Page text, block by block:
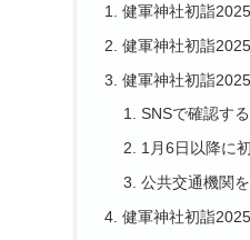
健軍神社初詣
健軍神社初詣
健軍神社初詣
SNSで確認する
1月6日以降に
公共交通機関
健軍神社初詣